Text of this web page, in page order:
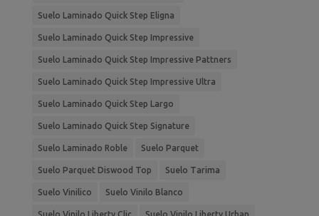
Suelo Laminado Quick Step Eligna
Suelo Laminado Quick Step Impressive
Suelo Laminado Quick Step Impressive Pattners
Suelo Laminado Quick Step Impressive Ultra
Suelo Laminado Quick Step Largo
Suelo Laminado Quick Step Signature
Suelo Laminado Roble Suelo Parquet
Suelo Parquet Diswood Top Suelo Tarima
Suelo Vinilico Suelo Vinilo Blanco